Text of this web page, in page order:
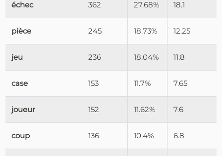
échec 362 27.68% 18.1
pièce 245 18.73% 12.25
jeu 236 18.04% 11.8
case 153 11.7% 7.65
joueur 152 11.62% 7.6
coup 136 10.4% 6.8